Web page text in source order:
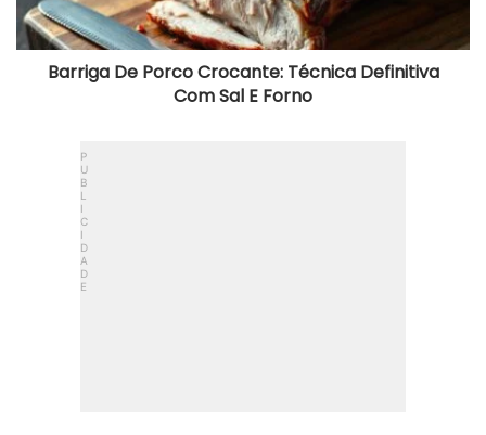
Forno
Barriga De Porco Crocante: Técnica Definitiva
Com Sal E Forno